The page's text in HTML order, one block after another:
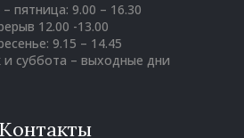
пятница: 9.00 – 16.30
12.00 -13.00
9.15 – 14.45
и суббота – выходные дни
Контакты